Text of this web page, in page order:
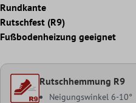
Rundkante
Rutschfest (R9)
Fußbodenheizung geeignet
Rutschhemmung R9
Neigungswinkel 6-10°